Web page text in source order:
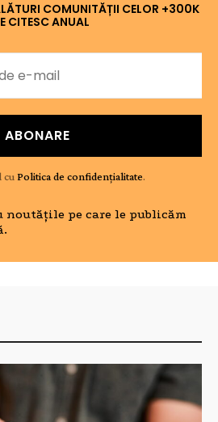
COMUNITĂȚII CELOR +300K
CITESC ANUAL
ABONARE
cu Politica de confidențialitate.
noutățile pe care le publicăm